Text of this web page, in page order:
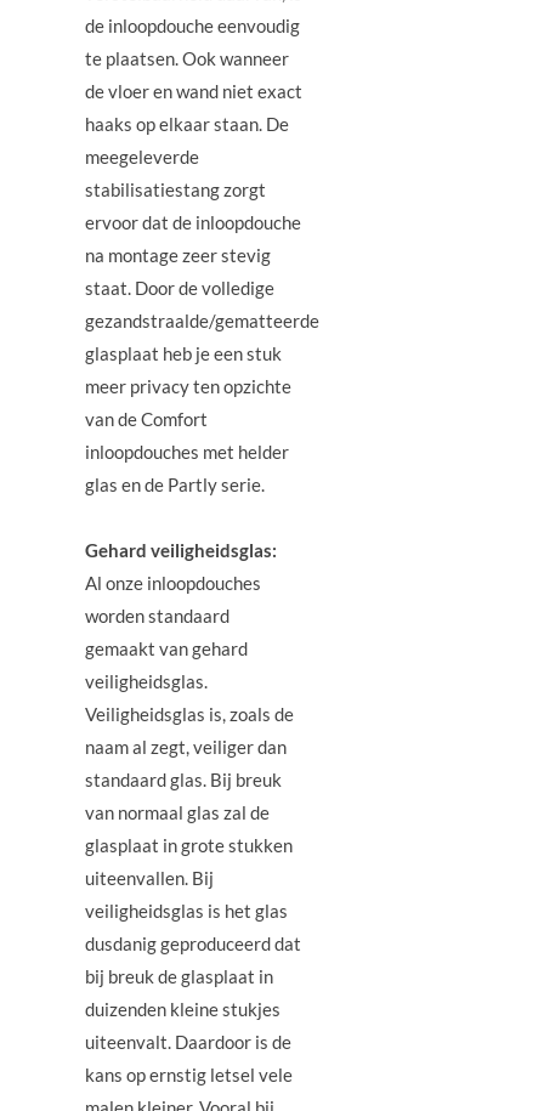
de inloopdouche eenvoudig
te plaatsen. Ook wanneer
de vloer en wand niet exact
haaks op elkaar staan. De
meegeleverde
stabilisatiestang zorgt
ervoor dat de inloopdouche
na montage zeer stevig
staat. Door de volledige
gezandstraalde/gematteerde
glasplaat heb je een stuk
meer privacy ten opzichte
van de Comfort
inloopdouches met helder
glas en de Partly serie.
Gehard veiligheidsglas:
Al onze inloopdouches
worden standaard
gemaakt van gehard
veiligheidsglas.
Veiligheidsglas is, zoals de
naam al zegt, veiliger dan
standaard glas. Bij breuk
van normaal glas zal de
glasplaat in grote stukken
uiteenvallen. Bij
veiligheidsglas is het glas
dusdanig geproduceerd dat
bij breuk de glasplaat in
duizenden kleine stukjes
uiteenvalt. Daardoor is de
kans op ernstig letsel vele